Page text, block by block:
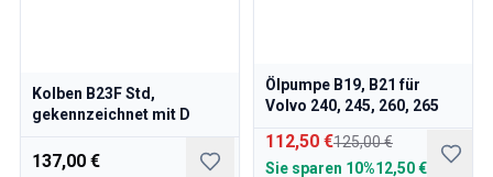
Kolben B23F Std,
gekennzeichnet mit D
137,00 €
Ölpumpe B19, B21 für
Volvo 240, 245, 260, 265
112,50 €125,00 €
Sie sparen 10%12,50 €